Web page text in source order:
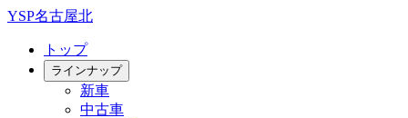
YSP名古屋北
トップ
ラインナップ
新車
中古車